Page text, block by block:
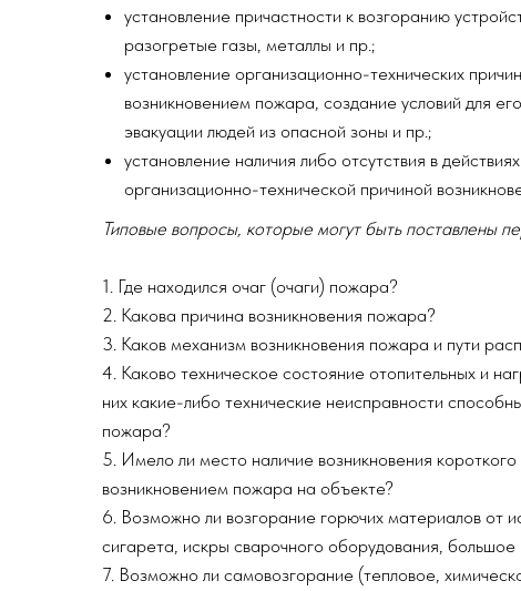
установление причастности к возгоранию
разогретые газы, металлы и пр.;
установление организационно-технических
возникновением пожара, создание условий для
эвакуации людей из опасной зоны и пр.;
установление наличия либо отсутствия в
организационно-технической причиной
Типовые вопросы, которые могут быть поставлены
1. Где находился очаг (очаги) пожара?
2. Какова причина возникновения пожара?
3. Каков механизм возникновения пожара и пути
4. Каково техническое состояние отопительных и
них какие-либо технические неисправности
пожара?
5. Имело ли место наличие возникновения
возникновением пожара на объекте?
6. Возможно ли возгорание горючих материалов от
сигарета, искры сварочного оборудования,
7. Возможно ли самовозгорание (тепловое,